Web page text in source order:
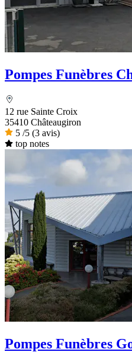
Pompes Funèbres
12 rue Sainte Croix
35410 Châteaugiron
5 /5 (3 avis)
top notes
Pompes Funèbres